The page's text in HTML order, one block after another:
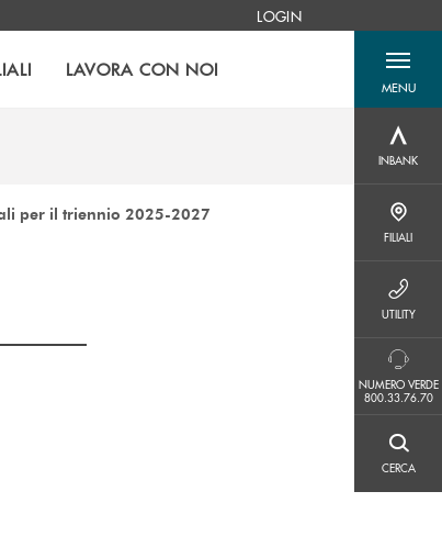
LOGIN
LAVORA CON NOI
MENU
menu
INBANK
FILIALI
UTILITY
NUMERO VERDE
800.33.76.70
CERCA
per il triennio 2025-2027